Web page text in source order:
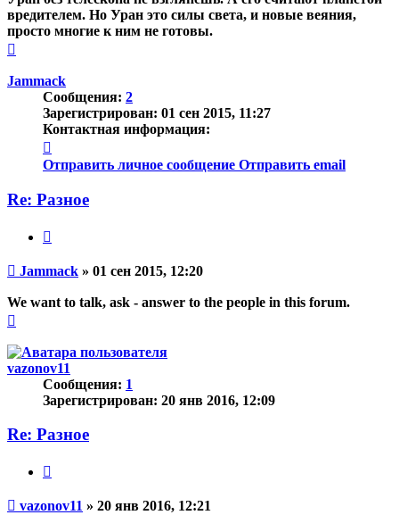
вредителем. Но Уран это силы света, и новые веяния,
просто многие к ним не готовы.
началу
Jammack
Сообщения: 2
Зарегистрирован: 01 сен 2015, 11:27
Контактная информация:
информация
пользователя
Отправить личное сообщение Отправить email
Re: Разное
Непрочитанное
Jammack » 01 сен 2015, 12:20
We want to talk, ask - answer to the people in this forum.
началу
vazonov11
Сообщения: 1
Зарегистрирован: 20 янв 2016, 12:09
Re: Разное
Непрочитанное
vazonov11 » 20 янв 2016, 12:21